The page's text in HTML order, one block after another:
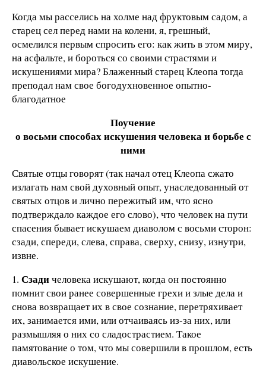
Когда мы расселись на холме над фруктовым садом, а
старец сел перед нами на колени, я, грешный,
осмелился первым спросить его: как жить в этом миру,
на асфальте, и бороться со своими страстями и
искушениями мира? Блаженный старец Клеопа тогда
преподал нам свое богодухновенное опытно-
благодатное
Поучение
о восьми способах искушения человека и борьбе с
ними
Святые отцы говорят (так начал отец Клеопа сжато
излагать нам свой духовный опыт, унаследованный от
святых отцов и лично пережитый им, что ясно
подтверждало каждое его слово), что человек на пути
спасения бывает искушаем диаволом с восьми сторон:
сзади, спереди, слева, справа, сверху, снизу, изнутри,
извне.
1. Сзадичеловека искушают, когда он постоянно
помнит свои ранее совершенные грехи и злые дела и
снова возвращает их в свое сознание, перетряхивает
их, занимается ими, или отчаиваясь из-за них, или
размышляя о них со сладострастием. Такое
памятование о том, что мы совершили в прошлом, есть
диавольское искушение.